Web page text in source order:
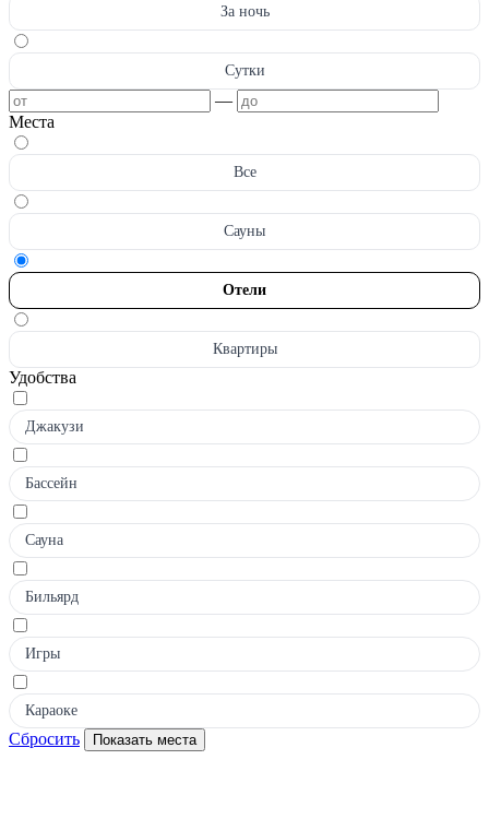
За ночь
Сутки
—
Места
Все
Сауны
Отели
Квартиры
Удобства
Джакузи
Бассейн
Сауна
Бильярд
Игры
Караоке
Сбросить Показать места